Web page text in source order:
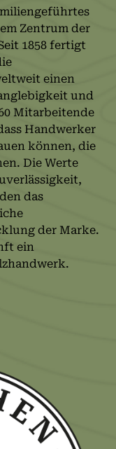
Zentrum der
1858 fertigt
einen
und
Mitarbeitende
Handwerker
können, die
Die Werte
das
der Marke.
ein